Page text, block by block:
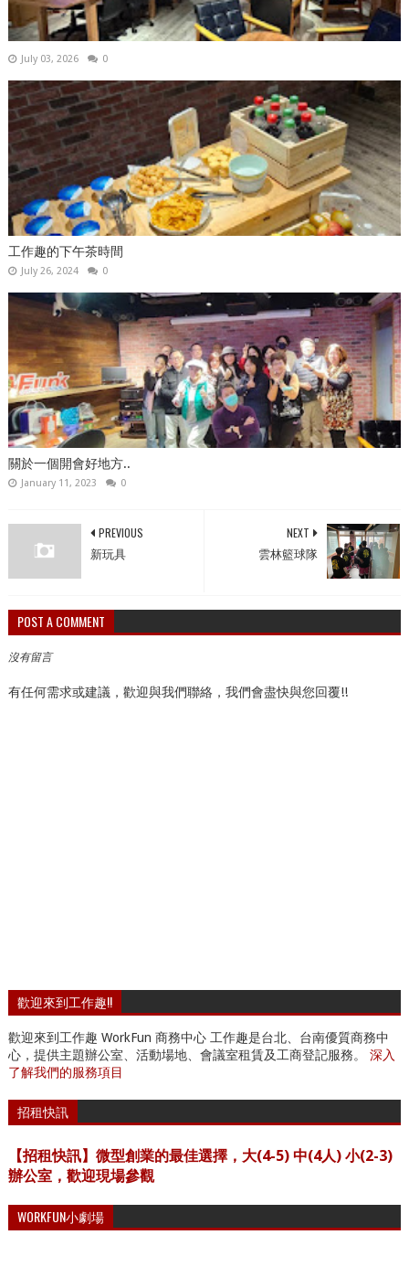
July 03, 2026 0
工作趣的下午茶時間
July 26, 2024 0
關於一個開會好地方..
January 11, 2023 0
NEXT
雲林籃球隊
PREVIOUS
新玩具
POST A COMMENT
沒有留言
有任何需求或建議，歡迎與我們聯絡，我們會盡快與您回覆!!
歡迎來到工作趣!!
歡迎來到工作趣 WorkFun 商務中心 工作趣是台北、台南優質商務中
心，提供主題辦公室、活動場地、會議室租賃及工商登記服務。 深入
了解我們的服務項目
招租快訊
【招租快訊】微型創業的最佳選擇，大(4-5) 中(4人) 小(2-3)
辦公室，歡迎現場參觀
WORKFUN小劇場